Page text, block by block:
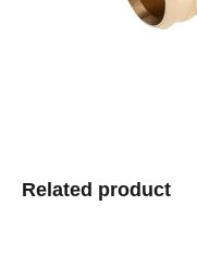
Related product